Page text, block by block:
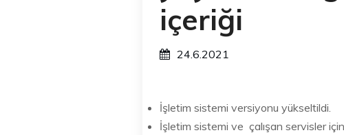
içeriği
24.6.2021
İşletim sistemi versiyonu yükseltildi.
İşletim sistemi ve çalışan servisler